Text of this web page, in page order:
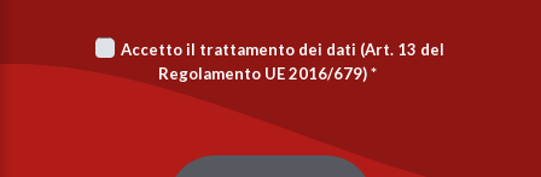
Accetto il trattamento dei dati (Art. 13 del
Regolamento UE 2016/679)*